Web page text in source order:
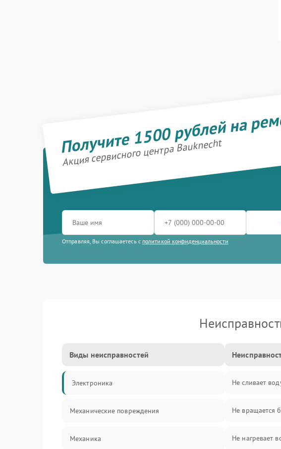
Получите 1500 рублей на
Акция сервисного центра Bauknecht
Отправляя, Вы соглашаетесь с политикой конфиденциальности
Виды неисправностей
Электроника
Механические повреждения
Механика
Не сливает
Не вращается
Не нагревает